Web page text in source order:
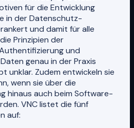
für die Entwicklung
in der Datenschutz-
und damit für alle
Prinzipien der
und
genau in der Praxis
unklar. Zudem entwickeln sie
wenn sie über die
hinaus auch beim Software-
VNC listet die fünf
auf: